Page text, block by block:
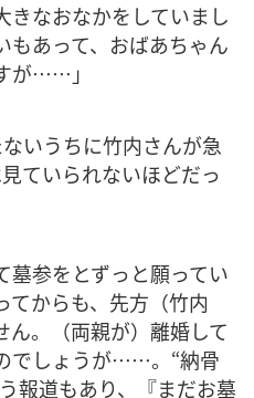
きなおなかをしていまし
もあって、おばあちゃん
が……」
いうちに竹内さんが急
ていられないほどだっ
墓参をとずっと願ってい
てからも、先方（竹内
ん。（両親が）離婚して
でしょうが……。“納骨
報道もあり、『まだお墓